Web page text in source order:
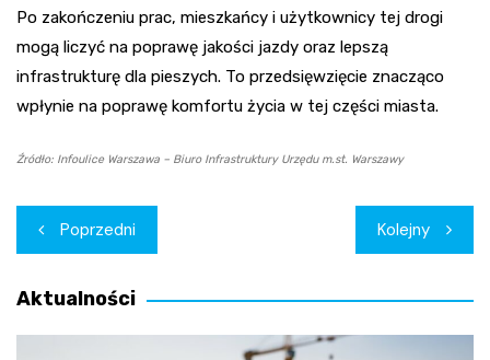
Po zakończeniu prac, mieszkańcy i użytkownicy tej drogi
mogą liczyć na poprawę jakości jazdy oraz lepszą
infrastrukturę dla pieszych. To przedsięwzięcie znacząco
wpłynie na poprawę komfortu życia w tej części miasta.
Źródło: Infoulice Warszawa – Biuro Infrastruktury Urzędu m.st. Warszawy
Nawigacja
wpisu
Poprzedni Kolejny
Aktualności